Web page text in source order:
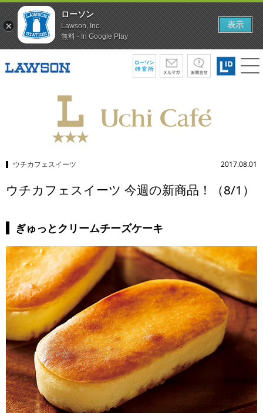
ウチカフェスイーツ 2017.08.01
ウチカフェスイーツ 今週の新商品！（8/1）
ぎゅっとクリームチーズケーキ
ローソン
Lawson, Inc.
無料 - In Google Play
表示